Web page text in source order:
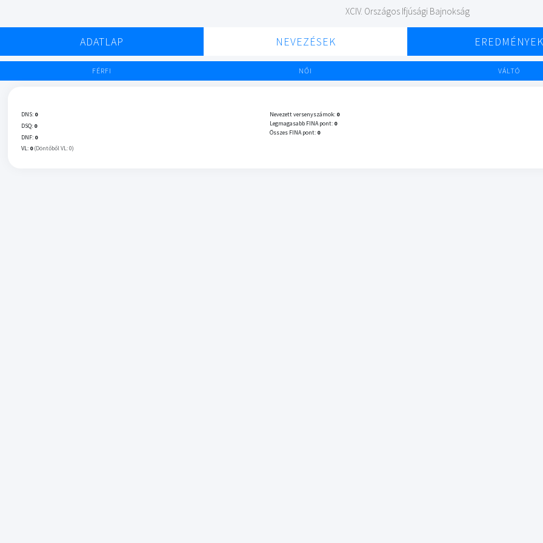
XCIV. Országos Ifjúsági Bajnokság
ADATLAP NEVEZÉSEK EREDMÉNYEK
FÉRFI NŐI VÁLTÓ
DNS: 0
DSQ: 0
DNF: 0
VL: 0 (Döntőből VL: 0)
Nevezett versenyszámok: 0
Legmagasabb FINA pont: 0
Összes FINA pont: 0